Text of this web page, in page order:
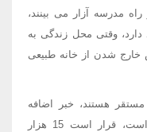
مدرسه آزار می بینند،
وقتی محل زندگی به
خارج شدن از خانه طبیعی
مستقر هستند، خبر اضافه
شدن این نیروها گلالی را نگران کرده است، قرار است 15 هزار